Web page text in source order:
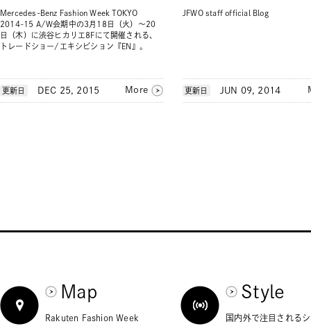
Mercedes-Benz Fashion Week TOKYO
2014-15 A/W会期中の3月18日（火）～20
日（木）に渋谷ヒカリエ8Fにて開催される、
トレードショー/エキシビション『EN』。
更新日 DEC 25, 2015 More
JFWO staff official Blog
更新日 JUN 09, 2014
Map
Rakuten Fashion Week
Style
国内外で注目される